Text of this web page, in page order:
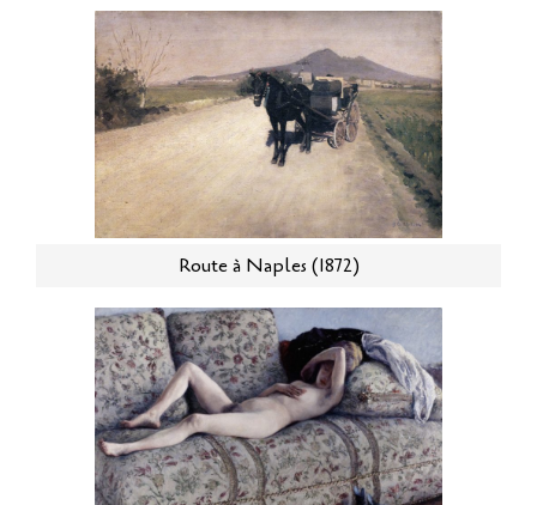
Route à Naples (1872)